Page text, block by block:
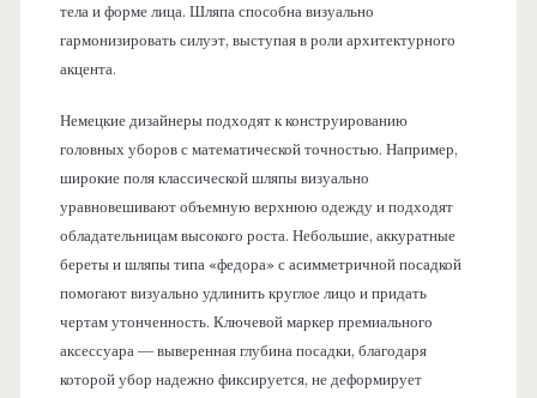
тела и форме лица. Шляпа способна визуально
гармонизировать силуэт, выступая в роли архитектурного
акцента.
Немецкие дизайнеры подходят к конструированию
головных уборов с математической точностью. Например,
широкие поля классической шляпы визуально
уравновешивают объемную верхнюю одежду и подходят
обладательницам высокого роста. Небольшие, аккуратные
береты и шляпы типа «федора» с асимметричной посадкой
помогают визуально удлинить круглое лицо и придать
чертам утонченность. Ключевой маркер премиального
аксессуара — выверенная глубина посадки, благодаря
которой убор надежно фиксируется, не деформирует